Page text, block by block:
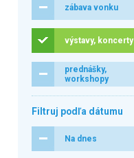
zábava vonku
výstavy, koncerty
prednášky,
workshopy
Filtruj podľa dátumu
Na dnes